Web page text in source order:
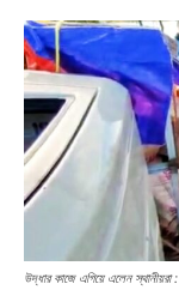
উদ্ধার কাজে এগিয়ে এলেন স্থানীয়রা :